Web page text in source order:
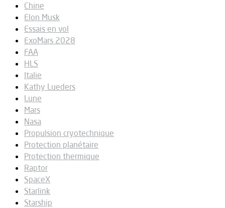
Chine
Elon Musk
Essais en vol
ExoMars 2028
FAA
HLS
Italie
Kathy Lueders
Lune
Mars
Nasa
Propulsion cryotechnique
Protection planétaire
Protection thermique
Raptor
SpaceX
Starlink
Starship